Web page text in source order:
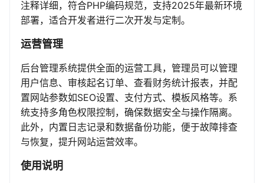
注释详细，符合PHP编码规范，支持2025年最新环境
部署，适合开发者进行二次开发与定制。
运营管理
后台管理系统提供全面的运营工具，管理员可以管理
用户信息、审核起名订单、查看财务统计报表，并配
置网站参数如SEO设置、支付方式、模板风格等。系
统支持多角色权限控制，确保数据安全与操作隔离。
此外，内置日志记录和数据备份功能，便于故障排查
与恢复，提升网站运营效率。
使用说明